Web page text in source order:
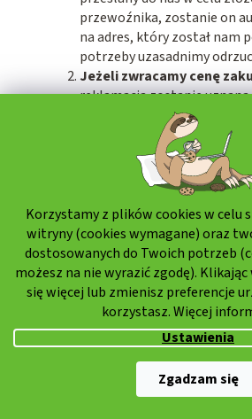
Korzystamy z plików cookies w celu
witryny (cookies wymagane) oraz
dostosowanych do Twoich potrzeb
możesz na nie wyrazić zgodę).
się więcej lub zmienisz preferencje
korzystasz. Więcej
Ustawienia
Zgadzam się
przewoźnika, zostanie on
na adres, który został nam
potrzeby uzasadnimy
Jeżeli zwracamy cenę
reklamacja zostanie uznana
słusznie zażądasz zwrotu
sposobu załatwienia
zapłaconą cenę zakupu
konto bankowe podane w
reklamacyjnym, nie później
roboczych od daty wysłania
potwierdzenia sposobu
Przyjęcie reklamowanego
obowiązek odebrać
dni od dnia, w którym
rozstrzygnięciu reklamacji.
terminu mamy prawo
przechowywanie zgodnie z
z § 2159 ust. 2 kodeksu
dzienna opłata za